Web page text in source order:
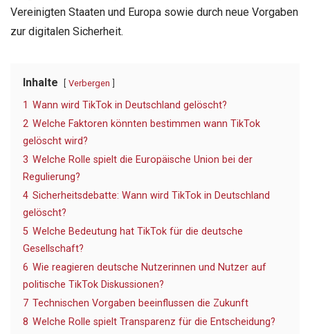
Vereinigten Staaten und Europa sowie durch neue Vorgaben
zur digitalen Sicherheit.
Inhalte Verbergen
1 Wann wird TikTok in Deutschland gelöscht?
2 Welche Faktoren könnten bestimmen wann TikTok
gelöscht wird?
3 Welche Rolle spielt die Europäische Union bei der
Regulierung?
4 Sicherheitsdebatte: Wann wird TikTok in Deutschland
gelöscht?
5 Welche Bedeutung hat TikTok für die deutsche
Gesellschaft?
6 Wie reagieren deutsche Nutzerinnen und Nutzer auf
politische TikTok Diskussionen?
7 Technischen Vorgaben beeinflussen die Zukunft
8 Welche Rolle spielt Transparenz für die Entscheidung?